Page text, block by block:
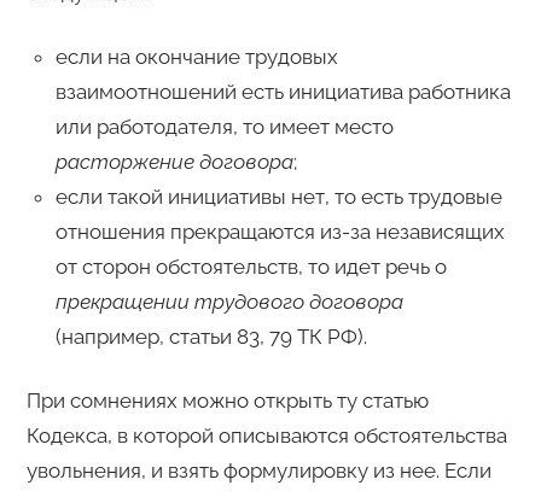
если на окончание трудовых
взаимоотношений есть инициатива работника
или работодателя, то имеет место
расторжение договора;
если такой инициативы нет, то есть трудовые
отношения прекращаются из-за независящих
от сторон обстоятельств, то идет речь о
прекращении трудового договора
(например, статьи 83, 79 ТК РФ).
При сомнениях можно открыть ту статью
Кодекса, в которой описываются обстоятельства
увольнения, и взять формулировку из нее. Если